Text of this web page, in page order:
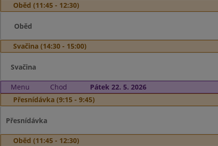
Oběd (11:45 - 12:30)
Oběd
Svačina (14:30 - 15:00)
Svačina
Menu Chod
Pátek 22. 5. 2026
Přesnídávka (9:15 - 9:45)
Přesnídávka
Oběd (11:45 - 12:30)